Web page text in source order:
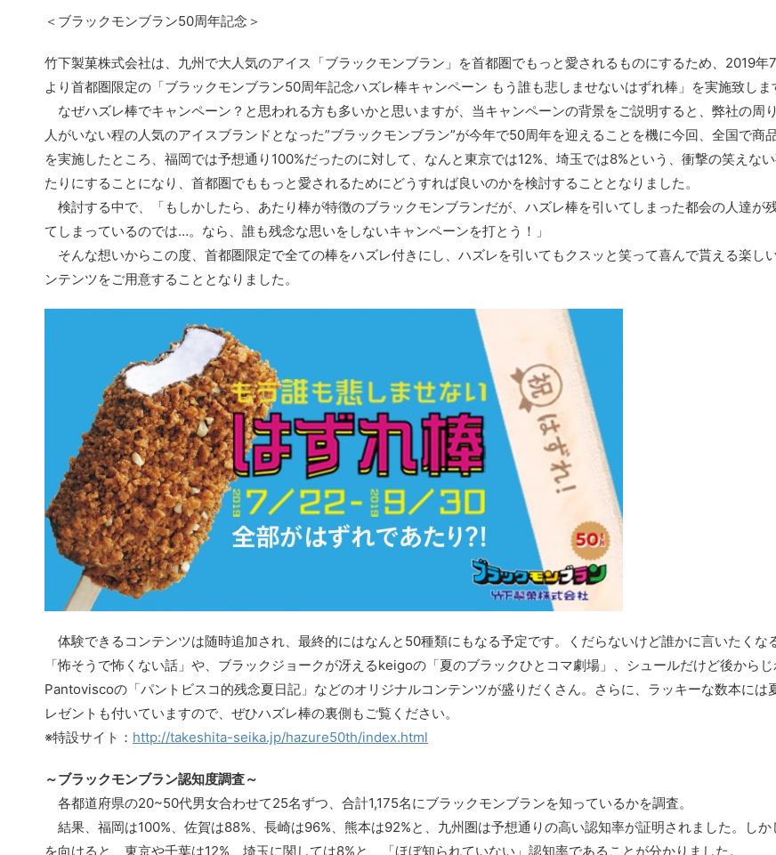
＜ブラックモンブラン50周年記念＞
竹下製菓株式会社は、九州で大人気のアイス「ブラックモンブラン」を首都圏でもっと愛されるものにするため、2019年7
より首都圏限定の「ブラックモンブラン50周年記念ハズレ棒キャンペーン もう誰も悲しませないはずれ棒」を実施致しま
なぜハズレ棒でキャンペーン？と思われる方も多いかと思いますが、当キャンペーンの背景をご説明すると、弊社の周
人がいない程の人気のアイスブランドとなった”ブラックモンブラン”が今年で50周年を迎えることを機に今回、全国で商
を実施したところ、福岡では予想通り100%だったのに対して、なんと東京では12%、埼玉では8%という、衝撃の笑えな
たりにすることになり、首都圏でももっと愛されるためにどうすれば良いのかを検討することとなりました。
検討する中で、「もしかしたら、あたり棒が特徴のブラックモンブランだが、ハズレ棒を引いてしまった都会の人達が
てしまっているのでは…。なら、誰も残念な思いをしないキャンペーンを打とう！」
そんな想いからこの度、首都圏限定で全ての棒をハズレ付きにし、ハズレを引いてもクスッと笑って喜んで貰える楽し
ンテンツをご用意することとなりました。
体験できるコンテンツは随時追加され、最終的にはなんと50種類にもなる予定です。くだらないけど誰かに言いたくな
「怖そうで怖くない話」や、ブラックジョークが冴えるkeigoの「夏のブラックひとコマ劇場」、シュールだけど後から
Pantoviscoの「パントビスコ的残念夏日記」などのオリジナルコンテンツが盛りだくさん。さらに、ラッキーな数本には
レゼントも付いていますので、ぜひハズレ棒の裏側もご覧ください。
※特設サイト： http://takeshita-seika.jp/hazure50th/index.html
～ブラックモンブラン認知度調査～
各都道府県の20~50代男女合わせて25名ずつ、合計1,175名にブラックモンブランを知っているかを調査。
結果、福岡は100%、佐賀は88%、長崎は96%、熊本は92%と、九州圏は予想通りの高い認知率が証明されました。しか
を向けると、東京や千葉は12%、埼玉に関しては8%と、「ほぼ知られていない」認知率であることが分かりました。